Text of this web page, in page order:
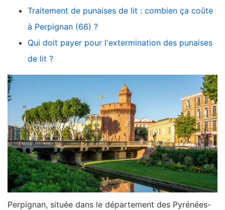
Traitement de punaises de lit : combien ça coûte
à Perpignan (66) ?
Qui doit payer pour l'extermination des punaises
de lit ?
Perpignan, située dans le département des Pyrénées-